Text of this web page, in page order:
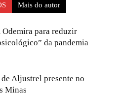
Mais do autor
Odemira para reduzir
da pandemia
Aljustrel presente no
Minas